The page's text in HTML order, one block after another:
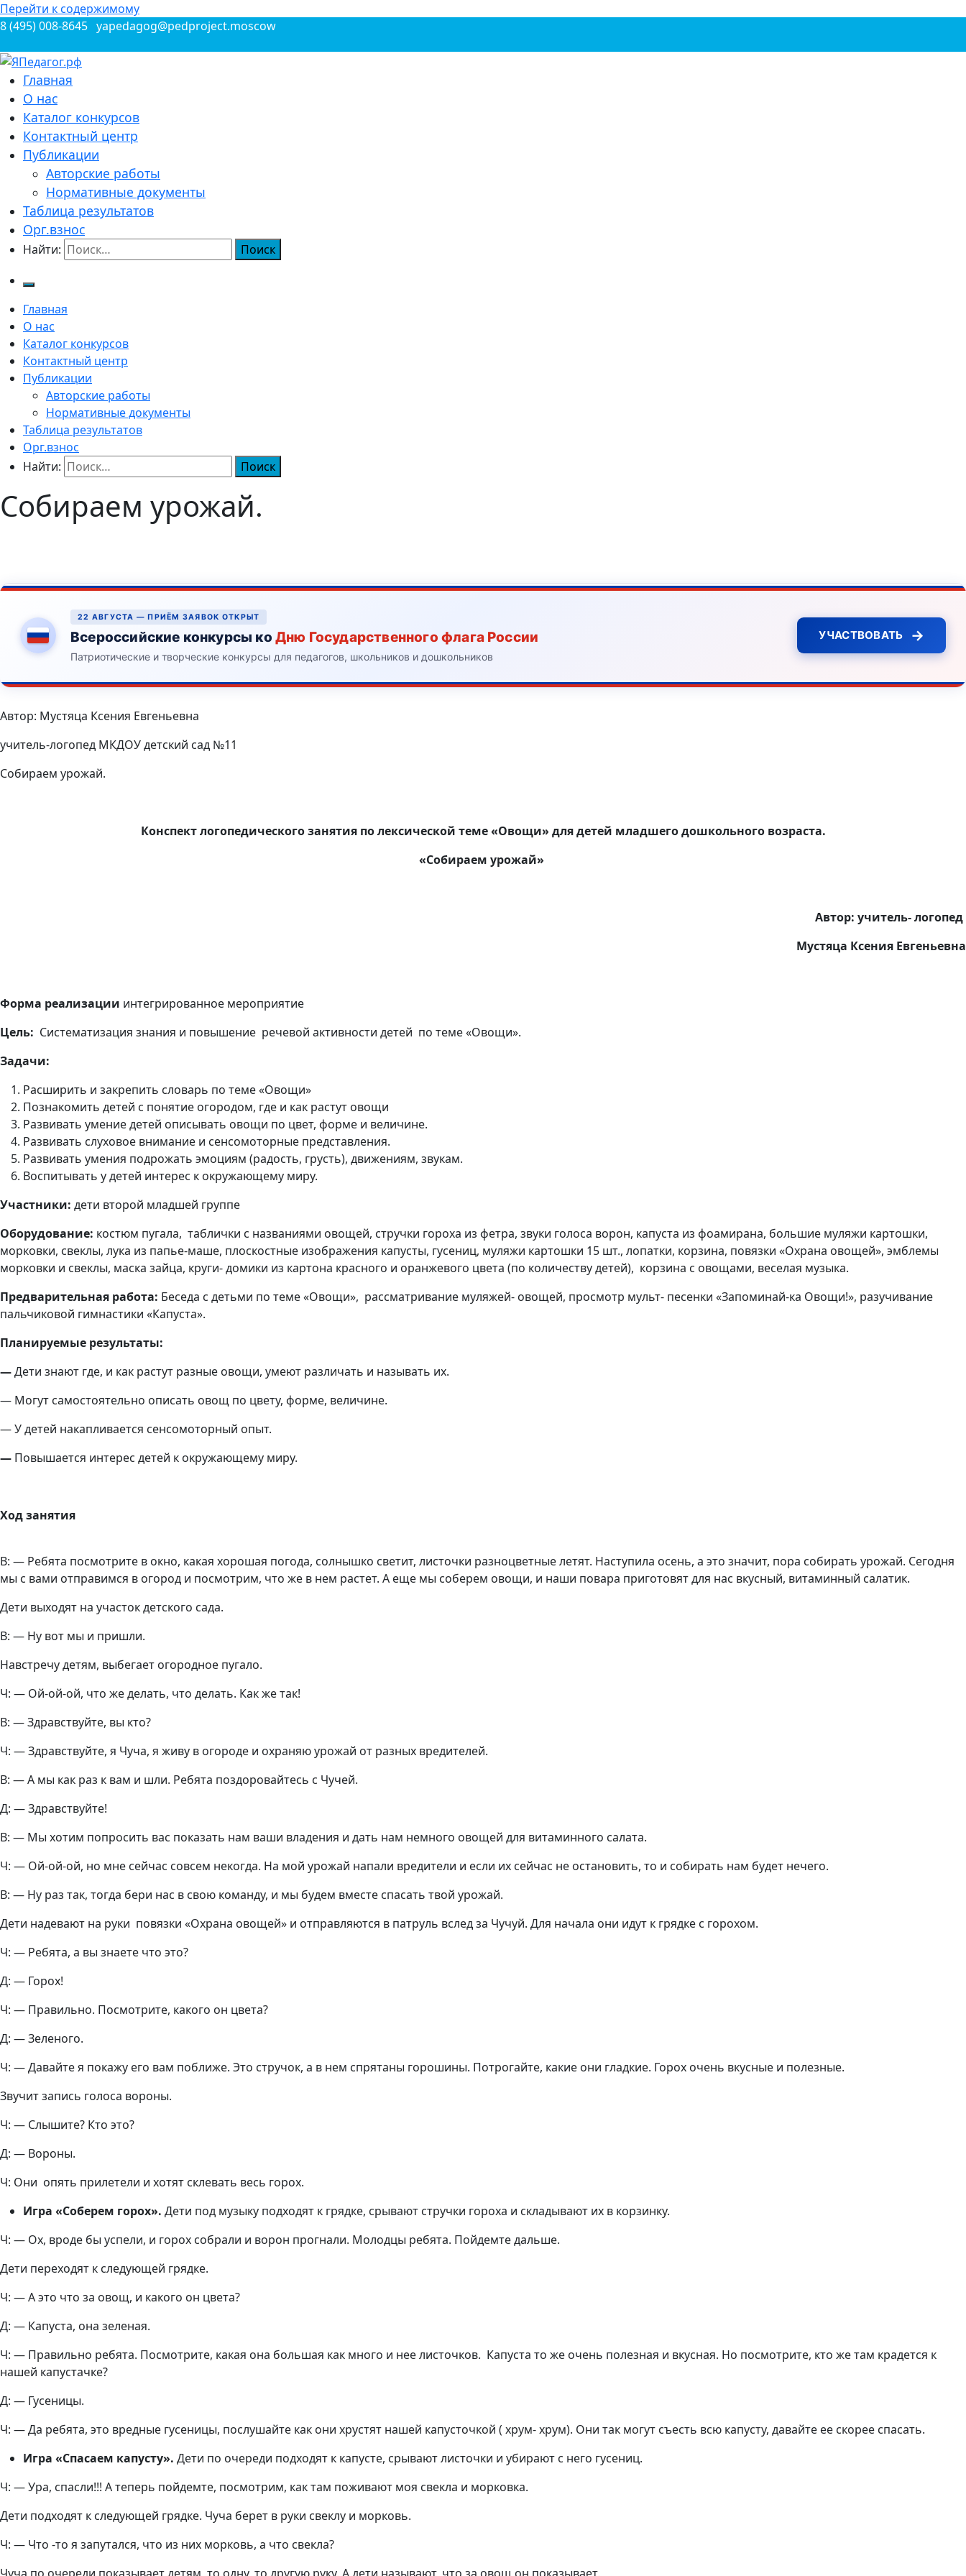
Перейти к содержимому
8 (495) 008-8645 yapedagog@pedproject.moscow
ЯПедагог.рф
Всероссийские конкурсы для педагогов
Главная
О нас
Каталог конкурсов
Контактный центр
Публикации
Авторские работы
Нормативные документы
Таблица результатов
Орг.взнос
Найти:
Главная
О нас
Каталог конкурсов
Контактный центр
Публикации
Авторские работы
Нормативные документы
Таблица результатов
Орг.взнос
Найти:
Собираем урожай.
22 АВГУСТА — ПРИЁМ ЗАЯВОК ОТКРЫТ
Всероссийские конкурсы ко Дню Государственного флага России
Патриотические и творческие конкурсы для педагогов, школьников и дошкольников
УЧАСТВОВАТЬ →
Автор: Мустяца Ксения Евгеньевна
учитель-логопед МКДОУ детский сад №11
Собираем урожай.
Конспект логопедического занятия по лексической теме «Овощи» для детей младшего дошкольного возраста.
«Собираем урожай»
Автор: учитель- логопед
Мустяца Ксения Евгеньевна
Форма реализации интегрированное мероприятие
Цель: Систематизация знания и повышение речевой активности детей по теме «Овощи».
Задачи:
Расширить и закрепить словарь по теме «Овощи»
Познакомить детей с понятие огородом, где и как растут овощи
Развивать умение детей описывать овощи по цвет, форме и величине.
Развивать слуховое внимание и сенсомоторные представления.
Развивать умения подрожать эмоциям (радость, грусть), движениям, звукам.
Воспитывать у детей интерес к окружающему миру.
Участники: дети второй младшей группе
Оборудование: костюм пугала, таблички с названиями овощей, стручки гороха из фетра, звуки голоса ворон, капуста из фоамирана, большие муляжи картошки,
морковки, свеклы, лука из папье-маше, плоскостные изображения капусты, гусениц, муляжи картошки 15 шт., лопатки, корзина, повязки «Охрана овощей», эмблемы
морковки и свеклы, маска зайца, круги- домики из картона красного и оранжевого цвета (по количеству детей), корзина с овощами, веселая музыка.
Предварительная работа: Беседа с детьми по теме «Овощи», рассматривание муляжей- овощей, просмотр мульт- песенки «Запоминай-ка Овощи!», разучивание
пальчиковой гимнастики «Капуста».
Планируемые результаты:
—Дети знают где, и как растут разные овощи, умеют различать и называть их.
— Могут самостоятельно описать овощ по цвету, форме, величине.
— У детей накапливается сенсомоторный опыт.
— Повышается интерес детей к окружающему миру.
Ход занятия
В: — Ребята посмотрите в окно, какая хорошая погода, солнышко светит, листочки разноцветные летят. Наступила осень, а это значит, пора собирать урожай. Сегодня
мы с вами отправимся в огород и посмотрим, что же в нем растет. А еще мы соберем овощи, и наши повара приготовят для нас вкусный, витаминный салатик.
Дети выходят на участок детского сада.
В: — Ну вот мы и пришли.
Навстречу детям, выбегает огородное пугало.
Ч: — Ой-ой-ой, что же делать, что делать. Как же так!
В: — Здравствуйте, вы кто?
Ч: — Здравствуйте, я Чуча, я живу в огороде и охраняю урожай от разных вредителей.
В: — А мы как раз к вам и шли. Ребята поздоровайтесь с Чучей.
Д: — Здравствуйте!
В: — Мы хотим попросить вас показать нам ваши владения и дать нам немного овощей для витаминного салата.
Ч: — Ой-ой-ой, но мне сейчас совсем некогда. На мой урожай напали вредители и если их сейчас не остановить, то и собирать нам будет нечего.
В: — Ну раз так, тогда бери нас в свою команду, и мы будем вместе спасать твой урожай.
Дети надевают на руки повязки «Охрана овощей» и отправляются в патруль вслед за Чучуй. Для начала они идут к грядке с горохом.
Ч: — Ребята, а вы знаете что это?
Д: — Горох!
Ч: — Правильно. Посмотрите, какого он цвета?
Д: — Зеленого.
Ч: — Давайте я покажу его вам поближе. Это стручок, а в нем спрятаны горошины. Потрогайте, какие они гладкие. Горох очень вкусные и полезные.
Звучит запись голоса вороны.
Ч: — Слышите? Кто это?
Д: — Вороны.
Ч: Они опять прилетели и хотят склевать весь горох.
Игра «Соберем горох». Дети под музыку подходят к грядке, срывают стручки гороха и складывают их в корзинку.
Ч: — Ох, вроде бы успели, и горох собрали и ворон прогнали. Молодцы ребята. Пойдемте дальше.
Дети переходят к следующей грядке.
Ч: — А это что за овощ, и какого он цвета?
Д: — Капуста, она зеленая.
Ч: — Правильно ребята. Посмотрите, какая она большая как много и нее листочков. Капуста то же очень полезная и вкусная. Но посмотрите, кто же там крадется к
нашей капустачке?
Д: — Гусеницы.
Ч: — Да ребята, это вредные гусеницы, послушайте как они хрустят нашей капусточкой ( хрум- хрум). Они так могут съесть всю капусту, давайте ее скорее спасать.
Игра «Спасаем капусту». Дети по очереди подходят к капусте, срывают листочки и убирают с него гусениц.
Ч: — Ура, спасли!!! А теперь пойдемте, посмотрим, как там поживают моя свекла и морковка.
Дети подходят к следующей грядке. Чуча берет в руки свеклу и морковь.
Ч: — Что -то я запутался, что из них морковь, а что свекла?